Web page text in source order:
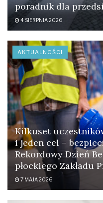
poradnik dla
4 SIERPNIA 2026
AKTUALNOŚCI
Kilkuset
i jeden cel –
Rekordowy Dzień
płockiego Zakładu
7 MAJA 2026